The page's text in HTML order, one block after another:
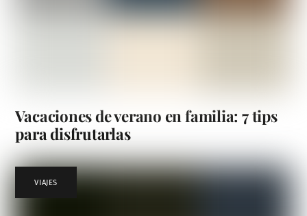
Vacaciones de verano en familia: 7 tips
para disfrutarlas
VIAJES